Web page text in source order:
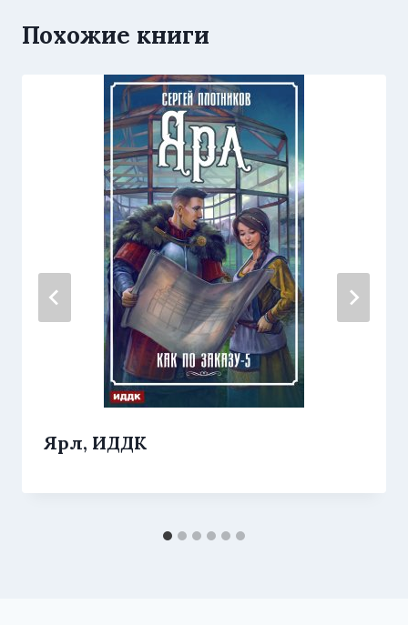
Похожие книги
Ярл, ИДДК